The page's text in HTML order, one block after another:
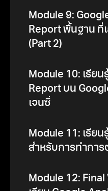
Module 9:
Report พื้นฐาน ที่
(Part 2)
Module 10: เรีย
Report บน
เจนซี่
Module 11: เรีย
สำหรับการทำการ
Module 12: